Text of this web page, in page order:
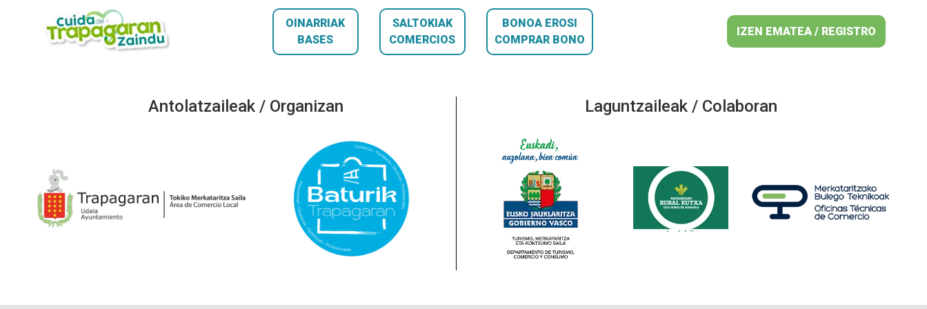
OINARRIAK
BASES
SALTOKIAK
COMERCIOS
BONOA EROSI
COMPRAR BONO
IZEN EMATEA / REGISTRO
Antolatzaileak / Organizan Laguntzaileak / Colaboran